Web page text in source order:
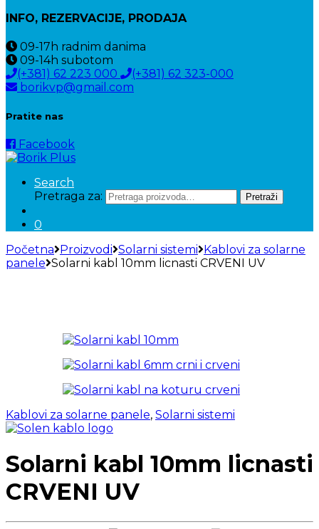
INFO, REZERVACIJE, PRODAJA
09-17h radnim danima
09-14h subotom
(+381) 62 223 000
(+381) 62 323-000
borikvp@gmail.com
Pratite nas
Facebook
Search
Pretraga za:
Pretraži
0
Početna Proizvodi Solarni sistemi Kablovi za solarne
panele Solarni kabl 10mm licnasti CRVENI UV
Kablovi za solarne panele, Solarni sistemi
Solarni kabl 10mm licnasti
CRVENI UV